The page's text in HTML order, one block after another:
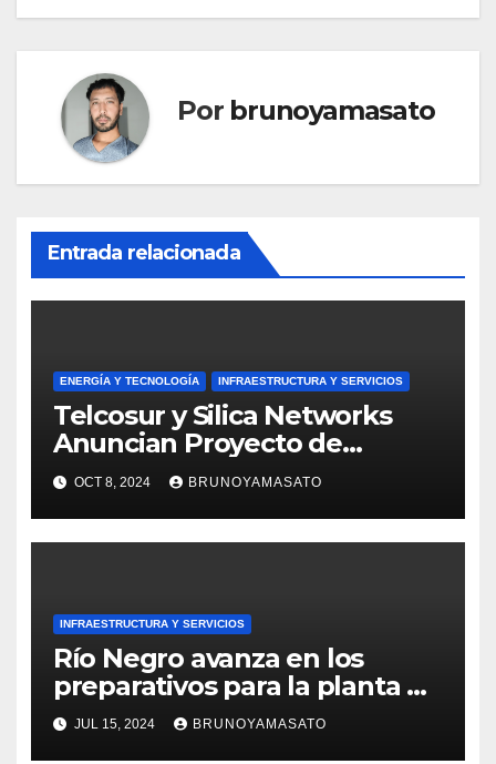
Por brunoyamasato
Entrada relacionada
ENERGÍA Y TECNOLOGÍA INFRAESTRUCTURA Y SERVICIOS
Telcosur y Silica Networks
Anuncian Proyecto de
Conectividad para Punta
Colorada
OCT 8, 2024 BRUNOYAMASATO
INFRAESTRUCTURA Y SERVICIOS
Río Negro avanza en los
preparativos para la planta de
GNL de YPF
JUL 15, 2024 BRUNOYAMASATO